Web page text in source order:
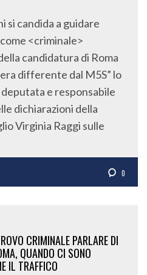
si candida a guidare
<criminale>
candidatura di Roma
differente dal M5S” lo
e responsabile
dichiarazioni della
Virginia Raggi sulle
0
CRIMINALE PARLARE DI
QUANDO CI SONO
IL TRAFFICO